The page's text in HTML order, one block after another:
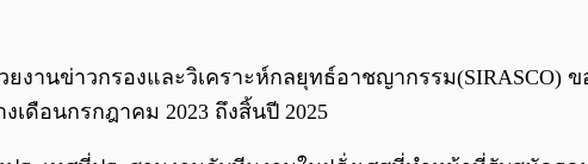
ยงานข่าวกรองและวิเคราะห์กลยุทธ์อาชญากรรม
เดือนกรกฎาคม 2023 ถึงสิ้นปี 2025